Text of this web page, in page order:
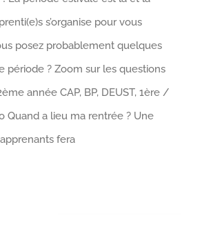
s’organise pour vous
posez probablement quelques
période ? Zoom sur les questions
année CAP, BP, DEUST, 1ère /
Quand a lieu ma rentrée ? Une
fera